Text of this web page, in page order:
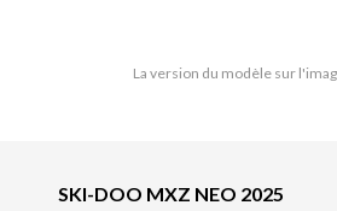
La version du modèle sur
SKI-DOO MXZ NEO 2025